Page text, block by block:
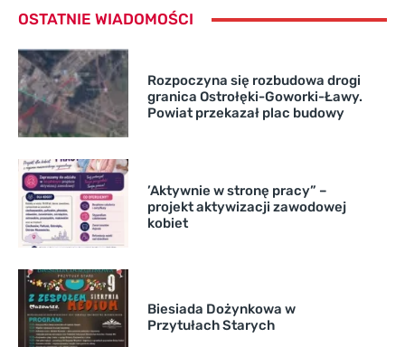
OSTATNIE WIADOMOŚCI
Rozpoczyna się rozbudowa drogi
granica Ostrołęki-Goworki-Ławy.
Powiat przekazał plac budowy
’Aktywnie w stronę pracy” –
projekt aktywizacji zawodowej
kobiet
Biesiada Dożynkowa w
Przytułach Starych